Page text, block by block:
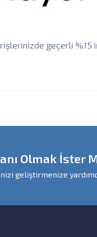
geçerli %15
Olmak İster
geliştirmenize